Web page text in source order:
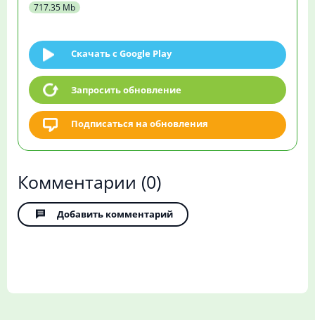
717.35 Mb
Скачать c Google Play
Запросить обновление
Подписаться на обновления
Комментарии (0)
Добавить комментарий